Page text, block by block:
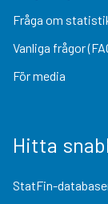
Fråga om
Vanliga frågor
För media
Hitta
StatFin-